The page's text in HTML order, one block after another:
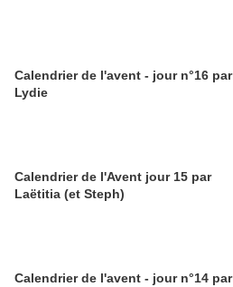
Calendrier de l'avent - jour n°16 par
Lydie
Calendrier de l'Avent jour 15 par
Laëtitia (et Steph)
Calendrier de l'avent - jour n°14 par